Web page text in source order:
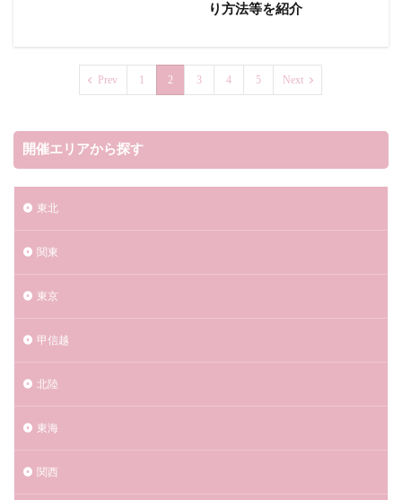
八女のまつり 茶のくに花火大会 八女市 八王子市
伊勢神宮奉納全国花火大会2023
丹波篠山デカンショ祭2023
久慈浜海水浴場 久里浜ペリー祭花火大会2023
九州一大花火まつり
五所川原市
人吉花火大会2023
伊予彩まつり 花火大会2023
り方法等を紹介
Prev 1 2 3 4 5 Next
開催エリアから探す
東北
関東
東京
甲信越
北陸
東海
関西